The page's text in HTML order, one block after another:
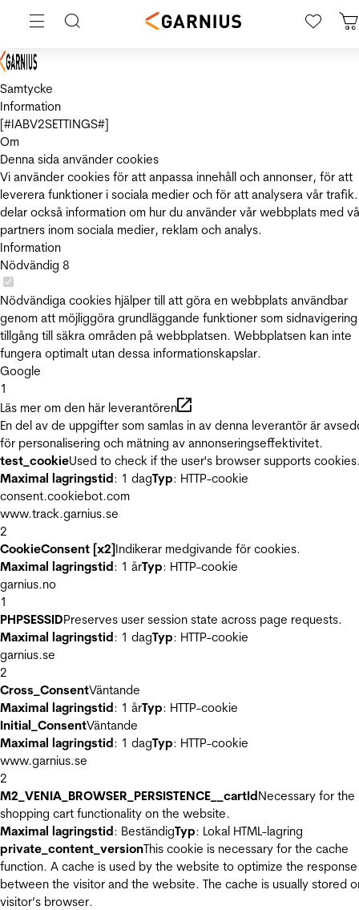
Samtycke
Information
[#IABV2SETTINGS#]
Om
Denna sida använder cookies
Vi använder cookies för att anpassa innehåll och annonser, för att
leverera funktioner i sociala medier och för att analysera vår
delar också information om hur du använder vår webbplats med
partners inom sociala medier, reklam och analys.
Information
Nödvändig 8
Nödvändiga cookies hjälper till att göra en webbplats användbar
genom att möjliggöra grundläggande funktioner som
tillgång till säkra områden på webbplatsen. Webbplatsen kan inte
fungera optimalt utan dessa informationskapslar.
Google
1
Läs mer om den här leverantören
En del av de uppgifter som samlas in av denna leverantör är
för personalisering och mätning av annonseringseffektivitet.
test_cookieUsed to check if the user's browser supports
Maximal lagringstid: 1 dagTyp: HTTP-cookie
consent.cookiebot.com
www.track.garnius.se
2
CookieConsent [x2]Indikerar medgivande för cookies.
Maximal lagringstid: 1 årTyp: HTTP-cookie
garnius.no
1
PHPSESSIDPreserves user session state across page requests.
Maximal lagringstid: 1 dagTyp: HTTP-cookie
garnius.se
2
Cross_ConsentVäntande
Maximal lagringstid: 1 årTyp: HTTP-cookie
Initial_ConsentVäntande
Maximal lagringstid: 1 dagTyp: HTTP-cookie
www.garnius.se
2
M2_VENIA_BROWSER_PERSISTENCE__cartIdNecessary for the
shopping cart functionality on the website.
Maximal lagringstid: BeständigTyp: Lokal HTML-lagring
private_content_versionThis cookie is necessary for the cache
function. A cache is used by the website to optimize the
between the visitor and the website. The cache is usually stored
visitor’s browser.